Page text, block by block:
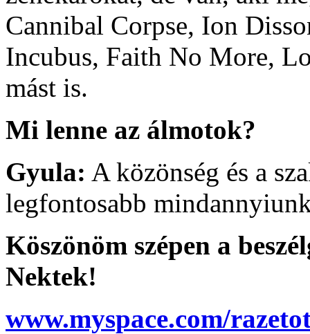
Cannibal Corpse, Ion
Incubus, Faith No More,
mást is.
Mi lenne az álmotok?
Gyula: A közönség és a
legfontosabb
Köszönöm szépen a
Nektek!
www.myspace.com/